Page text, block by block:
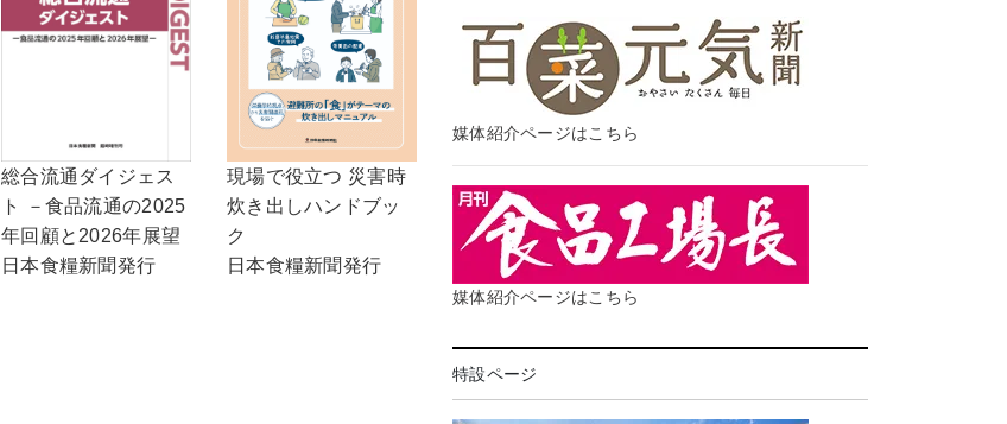
総合流通ダイジェス
ト －食品流通の2025
年回顧と2026年展望
日本食糧新聞発行
現場で役立つ 災害時
炊き出しハンドブッ
ク
日本食糧新聞発行
媒体紹介ページはこちら
媒体紹介ページはこちら
特設ページ